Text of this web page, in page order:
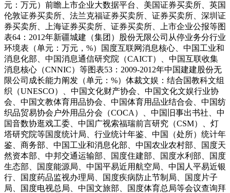
元：万元）前瞻上市企业大数据平台、美国证券买卖所、英国
伦敦证券买卖所、法兰克福证券买卖所、证券买卖所、深圳证
券买卖所、上海证券买卖所、证券买卖所、上市企业公报等图
表64：2012年新疆城建（集团）股份无限公司从停业务分行业
环境表（单元：万元，%）国度互联网消息核心、中国工业和
消息化部、中国消息通信研究院（CAICT）、中国互联收集
消息核心（CNNIC）等图表53：2009-2012年中国建建股份无
限公司成长能力阐发（单元：%）体裁文娱：结合国教科文组
织（UNESCO）、中国文化财产协会、中国文化文娱行业协
会、中国文教体育用品协会、中国体育用品业结合会、中国纺
织品贸易协会户外用品分会（COCA）、中国旧事出书社、中
国音数协逛戏工委、中国广视索福瑞前言研究（CSM）、灯
塔研究院等国度统计局、行业统计年鉴、中国（处所）统计年
鉴、商务部、中国工业和消息化部、中国农业农村部、国度天
然资本部、中邦交通运输部、国度住建部、国度水利部、国度
生态部、国度能源局、中国平易近用航空局、中国人平易近银
行、国度药品监视办理局、国度疾病防止节制局、国度片子
局、国度电视总局、中国文旅部、国度体育总局等会议查询拜